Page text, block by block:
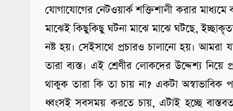
যোগাযোগের নেটওয়ার্ক শক্তিশালী করার
মাঝেই কিছুকিছু ঘটনা মাঝে মাঝে ঘটছে,
নষ্ট হয়। সেইসাথে প্রচারও চালানো হয়।
তারা ব্যস্ত। এই শ্রেণীর লোকদের উদ্দেশ্য নিয়ে
থাকুক তারা কি তা চায় না? একটা অস্বাভাবিক
ধ্বংসই সবসময় করতে চায়, এটাই হচ্ছে